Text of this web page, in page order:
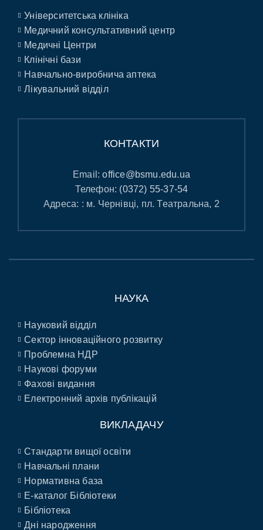
Університетська клініка
Медичний консультативний центр
Медичні Центри
Клінічні бази
Навчально-виробнича аптека
Лікувальний відділ
КОНТАКТИ
Email:office@bsmu.edu.ua
Телефон: (0372) 55-37-54
Адреса: : м. Чернівці, пл. Театральна, 2
НАУКА
Науковий відділ
Сектор інноваційного розвитку
Проблемна НДР
Наукові форуми
Фахові видання
Електронний архів публікацій
ВИКЛАДАЧУ
Стандарти вищої освіти
Навчальні плани
Нормативна база
E-каталог Бібліотеки
Бібліотека
Дні народження